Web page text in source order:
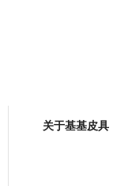
关于基基皮具